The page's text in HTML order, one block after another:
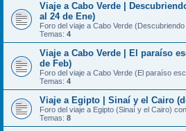
Viaje a Cabo Verde |
al 24 de Ene)
Foro del viaje a Cabo Verde
Temas: 4
Viaje a Cabo Verde | El paraíso
de Feb)
Foro del viaje a Cabo Verde (El paraíso
Temas: 4
Viaje a Egipto | Sinaí y el Cairo
Foro del viaje a Egipto (Sinaí y el Cairo)
Temas: 8